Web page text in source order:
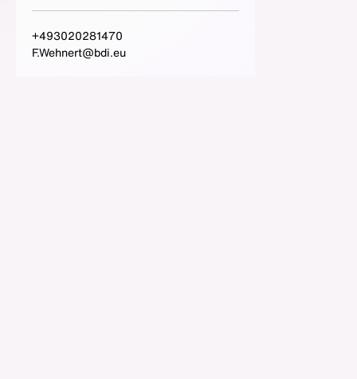
+493020281470
F.Wehnert@bdi.eu